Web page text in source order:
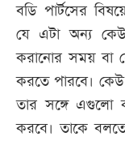
বডি পার্টসের
যে এটা অন্য
করানোর সময় বা
করতে পারবে।
তার সঙ্গে এগুলো
করবে। তাকে বলতে